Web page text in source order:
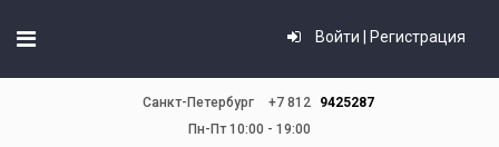
Войти | Регистрация
Санкт-Петербург +7 812
9425287
Пн-Пт 10:00 - 19:00